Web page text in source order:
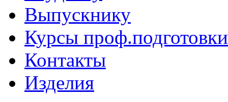
Выпускнику
Курсы проф.подготовки
Контакты
Изделия